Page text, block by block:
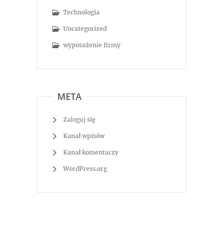
Technologia
Uncategorized
wyposażenie firmy
META
Zaloguj się
Kanał wpisów
Kanał komentarzy
WordPress.org